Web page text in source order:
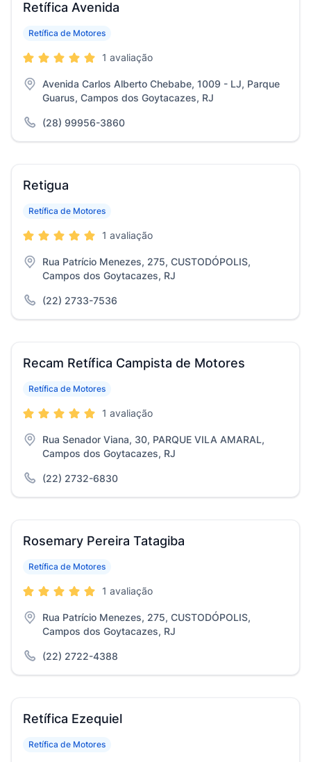
Retífica Avenida
Retífica de Motores
1 avaliação
Avenida Carlos Alberto Chebabe, 1009 - LJ, Parque
Guarus, Campos dos Goytacazes, RJ
(28) 99956-3860
Retigua
Retífica de Motores
1 avaliação
Rua Patrício Menezes, 275, CUSTODÓPOLIS,
Campos dos Goytacazes, RJ
(22) 2733-7536
Recam Retífica Campista de Motores
Retífica de Motores
1 avaliação
Rua Senador Viana, 30, PARQUE VILA AMARAL,
Campos dos Goytacazes, RJ
(22) 2732-6830
Rosemary Pereira Tatagiba
Retífica de Motores
1 avaliação
Rua Patrício Menezes, 275, CUSTODÓPOLIS,
Campos dos Goytacazes, RJ
(22) 2722-4388
Retífica Ezequiel
Retífica de Motores